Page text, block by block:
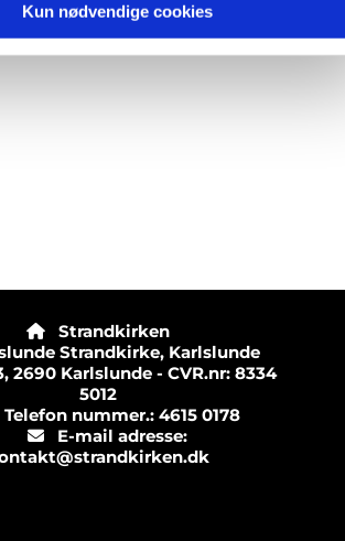
Kun nødvendige cookies

Strandkirken
Strandkirke, Karlslunde
2690 Karlslunde - CVR.nr: 8334
5012
nummer.: 4615 0178
E-mail adresse: